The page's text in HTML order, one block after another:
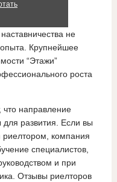
не
Крупнейшее
“Этажи”
роста
что направление
для развития. Если вы
риелтором, компания
специалистов,
и при
Отзывы риелторов